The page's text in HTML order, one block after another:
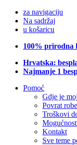
za navigaciju
Na sadržaj
u košaricu
100% prirodna
Hrvatska:
Najmanje 1
Pomoć
Gdje je
Povrat robe
Troškovi
Kontakt
Sve teme